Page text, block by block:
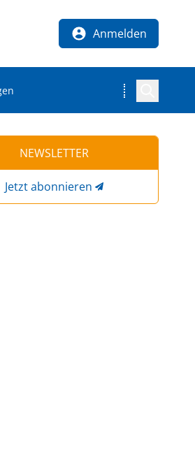
Anmelden
NEWSLETTER
Jetzt abonnieren